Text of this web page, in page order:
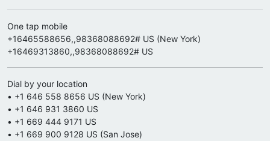
One tap mobile
+16465588656,,98368088692# US (New York)
+16469313860,,98368088692# US
Dial by your location
• +1 646 558 8656 US (New York)
• +1 646 931 3860 US
• +1 669 444 9171 US
• +1 669 900 9128 US (San Jose)